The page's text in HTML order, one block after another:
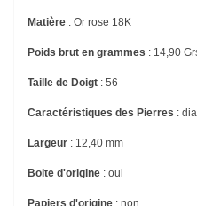
Matière : Or rose 18K
Poids brut en grammes : 14,90
Taille de Doigt : 56
Caractéristiques des Pierres :
Largeur : 12,40 mm
Boite d'origine : oui